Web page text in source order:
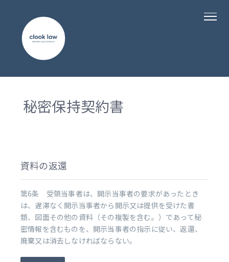
秘密保持契約書
資料の返還
第6条 受領当事者は、開示当事者の要求があったとき
は、遅滞なく開示当事者から開示又は提供を受けた書
類、図面その他の資料（その複製を含む。）であって秘
密情報を含むものを、開示当事者の指示に従い、返還、
廃棄又は消去しなければならない。